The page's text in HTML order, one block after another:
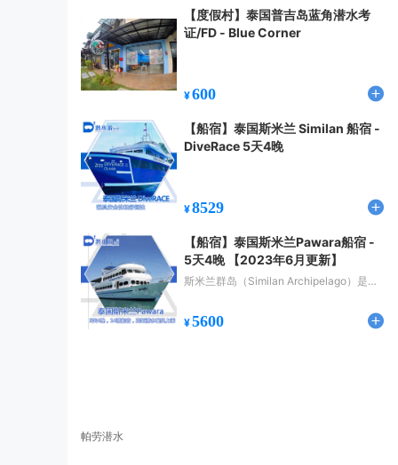
【度假村】泰国普吉岛蓝角潜水考
证/FD - Blue Corner
¥600
【船宿】泰国斯米兰 Similan 船宿 -
DiveRace 5天4晚
¥8529
【船宿】泰国斯米兰Pawara船宿 -
5天4晚 【2023年6月更新】
斯米兰群岛（Similan Archipelago）是世
保护的国家公园，具有丰富的、种类繁多
的海洋生物，以及壮观的珊瑚礁。
¥5600
帕劳潜水